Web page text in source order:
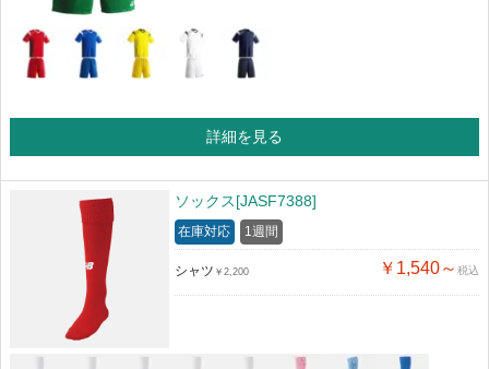
詳細を見る
ソックス[JASF7388]
在庫対応 1週間
シャツ ￥2,200 ￥1,540～ 税込